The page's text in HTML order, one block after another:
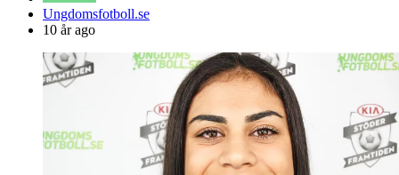
Posted
by
Ungdomsfotboll.se
10 år ago